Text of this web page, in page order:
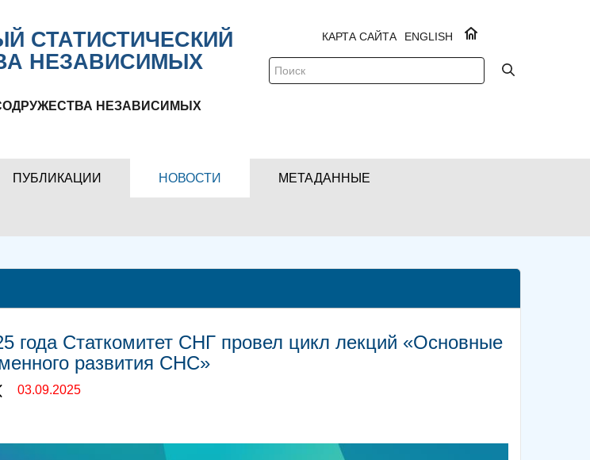
СТАТИСТИЧЕСКИЙ
НЕЗАВИСИМЫХ
НЕЗАВИСИМЫХ
ENGLISH
КАРТА САЙТА
ПУБЛИКАЦИИ НОВОСТИ МЕТАДАННЫЕ
года Статкомитет СНГ провел цикл лекций «Основные
развития СНС»
03.09.2025